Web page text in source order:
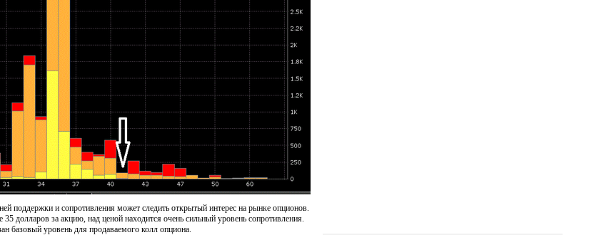
поддержки и сопротивления может следить открытый интерес на рынке опционов.
35 долларов за акцию, над ценой находится очень сильный уровень сопротивления.
базовый уровень для продаваемого колл опциона.